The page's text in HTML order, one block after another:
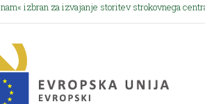
izbran za izvajanje storitev strokovnega